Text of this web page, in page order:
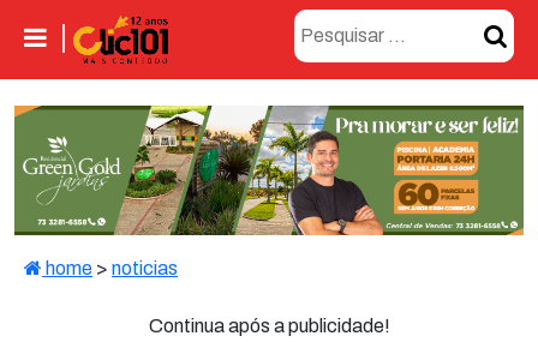
home > noticias
Continua após a publicidade!